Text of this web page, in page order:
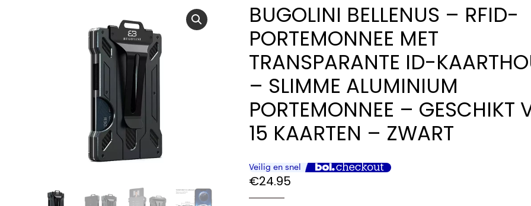
BUGOLINI BELLENUS – RFID-
PORTEMONNEE MET
TRANSPARANTE ID-
– SLIMME ALUMINIUM
PORTEMONNEE – GESCHIKT
15 KAARTEN – ZWART
€24.95